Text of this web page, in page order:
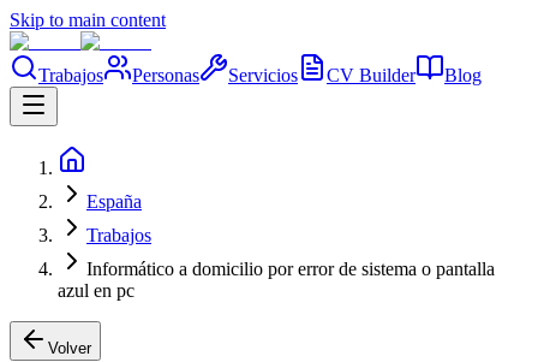
Skip to main content
Trabajos Personas Servicios CV Builder Blog
España
Trabajos
Informático a domicilio por error de sistema o pantalla
azul en pc
Volver